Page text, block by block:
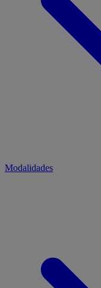
Modalidades